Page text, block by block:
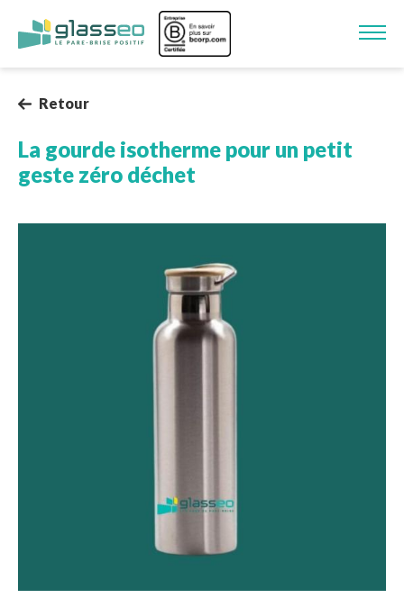
Aller au contenu principal
Image
Retour
La gourde isotherme pour un petit
geste zéro déchet